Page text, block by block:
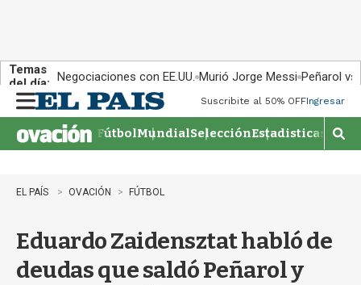
Temas
del día: Negociaciones con EE.UU. Murió Jorge Messi Peñarol
n
u
Suscribite al 50% OFFIngresar
FútbolMundialSelecciónEstadisticas
M
o
EL PAÍS OVACIÓN FÚTBOL
Eduardo Zaidensztat habló de
deudas que saldó Peñarol y